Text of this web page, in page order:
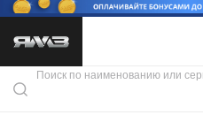
Каталог продукции
Скидки
Контакты